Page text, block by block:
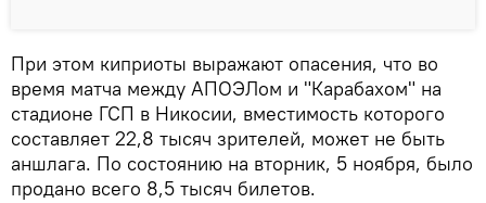
При этом киприоты выражают опасения, что во
время матча между АПОЭЛом и "Карабахом" на
стадионе ГСП в Никосии, вместимость которого
составляет 22,8 тысяч зрителей, может не быть
аншлага. По состоянию на вторник, 5 ноября, было
продано всего 8,5 тысяч билетов.